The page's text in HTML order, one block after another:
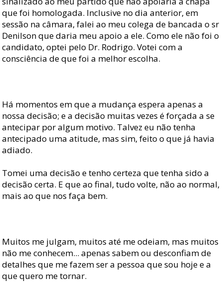
que foi homologada. Inclusive no dia anterior, em
sessão na câmara, falei ao meu colega de bancada o sr
Denilson que daria meu apoio a ele. Como ele não foi o
candidato, optei pelo Dr. Rodrigo. Votei com a
consciência de que foi a melhor escolha.
Há momentos em que a mudança espera apenas a
nossa decisão; e a decisão muitas vezes é forçada a se
antecipar por algum motivo. Talvez eu não tenha
antecipado uma atitude, mas sim, feito o que já havia
adiado.
Tomei uma decisão e tenho certeza que tenha sido a
decisão certa. E que ao final, tudo volte, não ao normal,
mais ao que nos faça bem.
Muitos me julgam, muitos até me odeiam, mas muitos
não me conhecem... apenas sabem ou desconfiam de
detalhes que me fazem ser a pessoa que sou hoje e a
que quero me tornar.